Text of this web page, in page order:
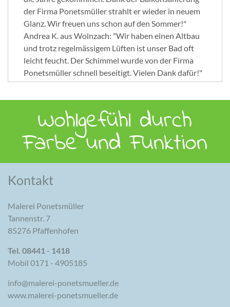
der Firma Ponetsmüller strahlt er wieder in neuem
Glanz. Wir freuen uns schon auf den Sommer!"
Andrea K. aus Wolnzach: "Wir haben einen Altbau
und trotz regelmässigem Lüften ist unser Bad oft
leicht feucht. Der Schimmel wurde von der Firma
Ponetsmüller schnell beseitigt. Vielen Dank dafür!"
Wohlgefühl durch
Farbe und Funktion
Kontakt
Malerei Ponetsmüller
Tannenstr. 7
85276 Pfaffenhofen
Tel. 08441 - 1418
Mobil 0171 - 4905185
info@malerei-ponetsmueller.de
www.malerei-ponetsmueller.de